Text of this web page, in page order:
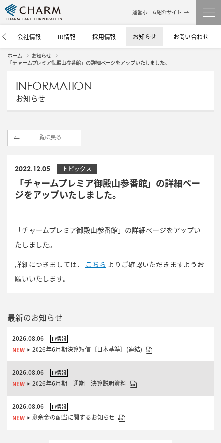
運営ホーム紹介サイト
会社情報 IR情報 採用情報 お知らせ お問い合わせ
ホーム
お知らせ
「チャームプレミア御殿山参番館」の詳細ページをアップいたしました。
INFORMATION
お知らせ
一覧に戻る
2022.12.05 トピックス
「チャームプレミア御殿山参番館」の詳細ペー
ジをアップいたしました。
「チャームプレミア御殿山参番館」の詳細ページをアップい
たしました。
詳細につきましては、 こちら よりご確認いただきますようお
願いいたします。
最新のお知らせ
2026.08.06 IR情報
2026年6月期決算短信〔日本基準〕(連結)
2026.08.06 IR情報
2026年6月期 通期 決算説明資料
2026.08.06 IR情報
剰余金の配当に関するお知らせ